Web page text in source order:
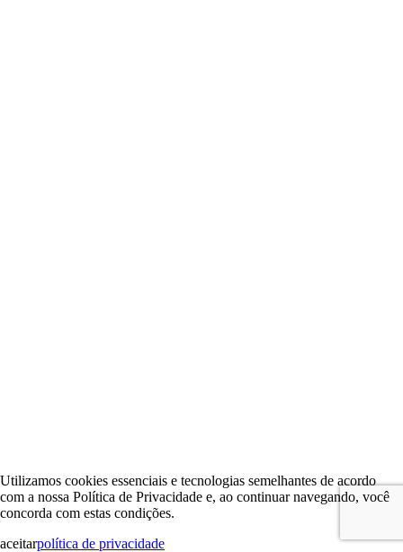
Utilizamos cookies essenciais e tecnologias semelhantes de acordo
com a nossa Política de Privacidade e, ao continuar navegando, você
concorda com estas condições.
aceitarpolítica de privacidade